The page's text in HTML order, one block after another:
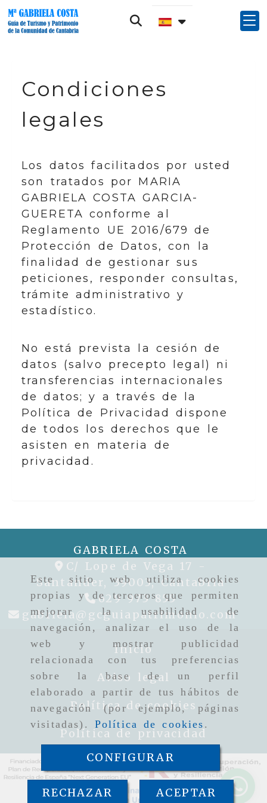
Este sitio web utiliza cookies
propias y de terceros que permiten
mejorar la usabilidad de
navegación, analizar el uso de la
web y mostrar publicidad
relacionada con tus preferencias
sobre la base de un perfil
elaborado a partir de tus hábitos de
navegación (por ejemplo, páginas
visitadas). Política de cookies .
CONFIGURAR
RECHAZAR ACEPTAR
Condiciones
legales
Los datos facilitados por usted
son tratados por MARIA
GABRIELA COSTA GARCIA-
GUERETA conforme al
Reglamento UE 2016/679 de
Protección de Datos, con la
finalidad de gestionar sus
peticiones, responder consultas,
trámite administrativo y
estadístico.
No está prevista la cesión de
datos (salvo precepto legal) ni
transferencias internacionales
de datos; y a través de la
Política de Privacidad dispone
de todos los derechos que le
asisten en materia de
privacidad.
GABRIELA COSTA
C/ Lope de Vega 17 -
Santander,39003,Cantabria
629 973 855
gabriela
gcguiapatrimonio.com
Inicio
Aviso legal
Política de cookies
Política de privacidad